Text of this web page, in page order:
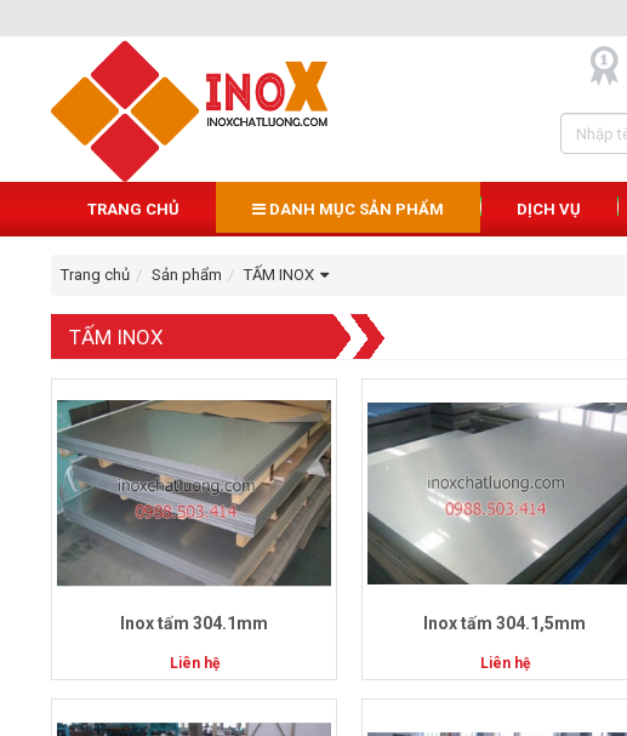
TRANG CHỦ DANH MỤC SẢN PHẨM DỊCH VỤ
Trang chủ Sản phẩm TẤM INOX
TẤM INOX
Inox tấm 304.1mm
Liên hệ
Inox tấm 304.1,5mm
Liên hệ